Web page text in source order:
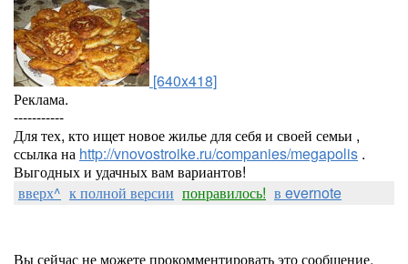
[640x418]
Реклама.
-----------
Для тех, кто ищет новое жилье для себя и своей семьи ,
ссылка на http://vnovostroike.ru/companies/megapolis .
Выгодных и удачных вам вариантов!
вверх^ к полной версии понравилось! в evernote
Вы сейчас не можете прокомментировать это сообщение.